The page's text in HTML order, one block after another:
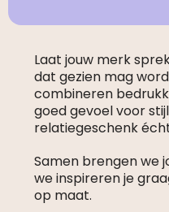
Laat jouw merk
dat gezien mag
combineren
goed gevoel voor
relatiegeschenk
Samen brengen we
we inspireren je
op maat.